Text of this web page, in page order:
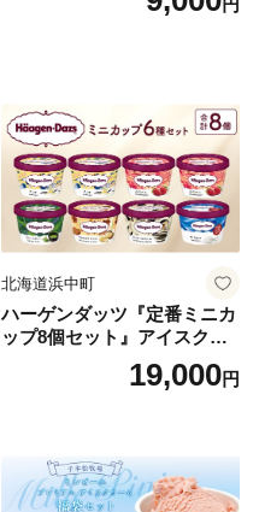
北海道浜中町
ハーゲンダッツ『定番ミニカ
ップ8個セット』アイスクリ
ーム アイス スイーツ デザー
19,000円